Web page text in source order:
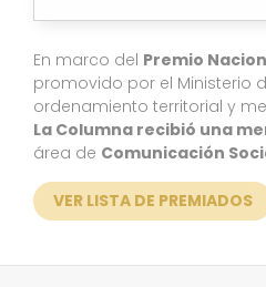
En marco del Premio
promovido por el Ministerio
ordenamiento territorial y
La Columna recibió una
área de Comunicación
VER LISTA DE PREMIADOS